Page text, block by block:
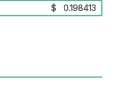
$ 0.198413